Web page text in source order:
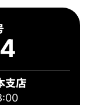
支店